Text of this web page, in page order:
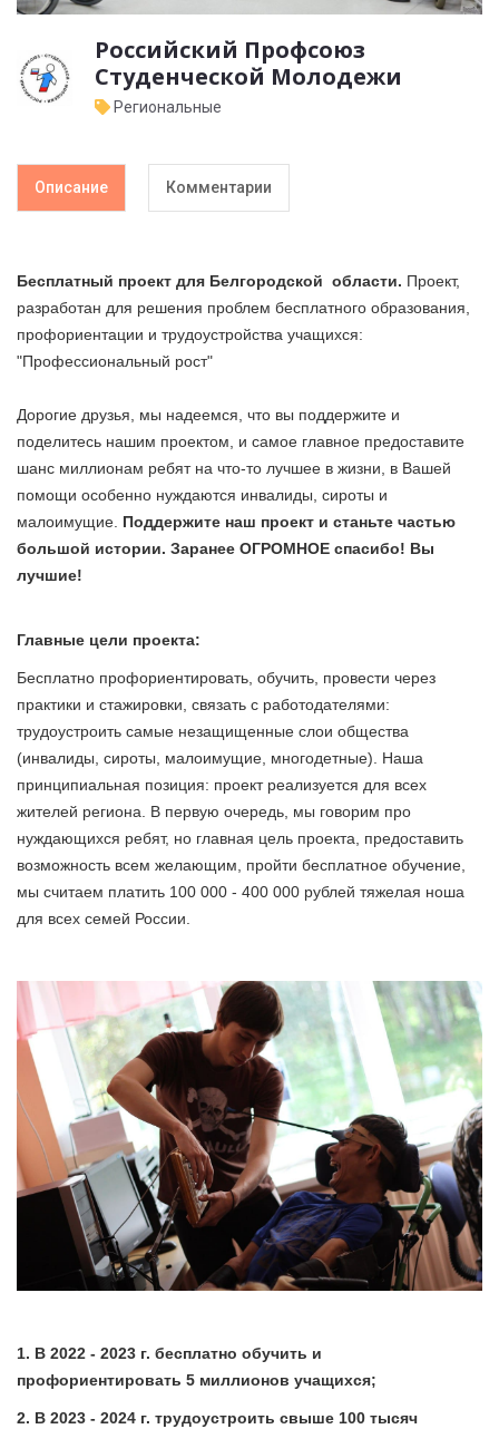
Российский Профсоюз
Студенческой Молодежи
Региональные
Описание Комментарии
Бесплатный проект для Белгородской области. Проект,
разработан для решения проблем бесплатного образования,
профориентации и трудоустройства учащихся:
"Профессиональный рост"
Дорогие друзья, мы надеемся, что вы поддержите и
поделитесь нашим проектом, и самое главное предоставите
шанс миллионам ребят на что-то лучшее в жизни, в Вашей
помощи особенно нуждаются инвалиды, сироты и
малоимущие. Поддержите наш проект и станьте частью
большой истории. Заранее ОГРОМНОЕ спасибо! Вы
лучшие!
Главные цели проекта:
Бесплатно профориентировать, обучить, провести через
практики и стажировки, связать с работодателями:
трудоустроить самые незащищенные слои общества
(инвалиды, сироты, малоимущие, многодетные). Наша
принципиальная позиция: проект реализуется для всех
жителей региона. В первую очередь, мы говорим про
нуждающихся ребят, но главная цель проекта, предоставить
возможность всем желающим, пройти бесплатное обучение,
мы считаем платить 100 000 - 400 000 рублей тяжелая ноша
для всех семей России.
1. В 2022 - 2023 г. бесплатно обучить и
профориентировать 5 миллионов учащихся;
2. В 2023 - 2024 г. трудоустроить свыше 100 тысяч